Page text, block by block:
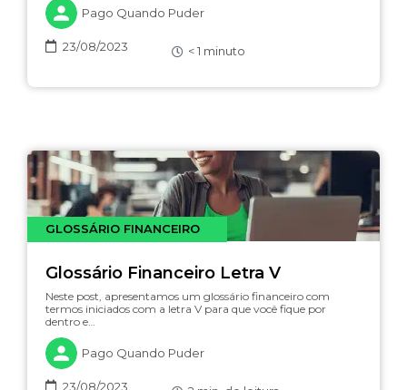
Pago Quando Puder
23/08/2023 < 1 minuto
GLOSSÁRIO FINANCEIRO
Glossário Financeiro Letra V
Neste post, apresentamos um glossário financeiro com
termos iniciados com a letra V para que você fique por
dentro e…
Pago Quando Puder
23/08/2023